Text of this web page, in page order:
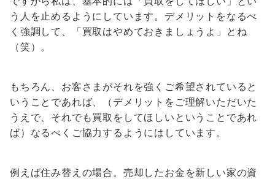
う人を止めるようにしています。デメリットをなるべ
く強調して、「買取はやめておきましょうよ」とね
（笑）。
もちろん、お客さまがそれを強くご希望されていると
いうことであれば、（デメリットをご理解いただいた
うえで、それでも買取をしてほしいということであれ
ば）なるべくご協力するようにはしています。
例えば住み替えの場合。売却したお金を新しい家の資